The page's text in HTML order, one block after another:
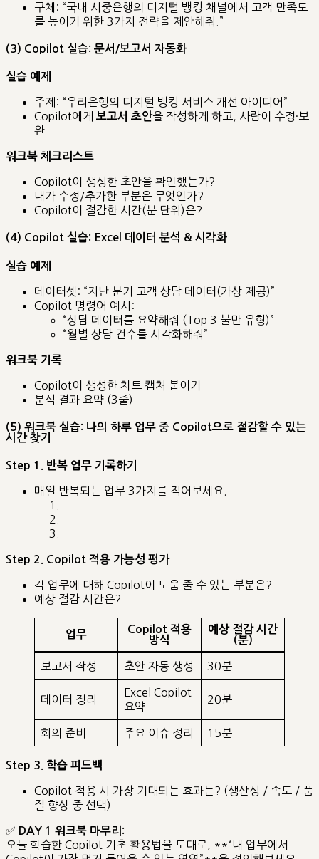
구체: “국내 시중은행의 디지털 뱅킹 채널에서 고객 만족도
를 높이기 위한 3가지 전략을 제안해줘.”
(3) Copilot 실습: 문서/보고서 자동화
실습 예제
주제: “우리은행의 디지털 뱅킹 서비스 개선 아이디어”
Copilot에게 보고서 초안을 작성하게 하고, 사람이 수정·보
완
워크북 체크리스트
Copilot이 생성한 초안을 확인했는가?
내가 수정/추가한 부분은 무엇인가?
Copilot이 절감한 시간(분 단위)은?
(4) Copilot 실습: Excel 데이터 분석 & 시각화
실습 예제
데이터셋: “지난 분기 고객 상담 데이터(가상 제공)”
Copilot 명령어 예시:
“상담 데이터를 요약해줘 (Top 3 불만 유형)”
“월별 상담 건수를 시각화해줘”
워크북 기록
Copilot이 생성한 차트 캡처 붙이기
분석 결과 요약 (3줄)
(5) 워크북 실습: 나의 하루 업무 중 Copilot으로 절감할 수 있는
시간 찾기
Step 1. 반복 업무 기록하기
매일 반복되는 업무 3가지를 적어보세요.
Step 2. Copilot 적용 가능성 평가
각 업무에 대해 Copilot이 도움 줄 수 있는 부분은?
예상 절감 시간은?
업무
Copilot 적용
방식
예상 절감 시간
(분)
보고서 작성 초안 자동 생성 30분
데이터 정리
Excel Copilot
요약
20분
회의 준비 주요 이슈 정리 15분
Step 3. 학습 피드백
Copilot 적용 시 가장 기대되는 효과는? (생산성 / 속도 / 품
질 향상 중 선택)
✅ DAY 1 워크북 마무리:
오늘 학습한 Copilot 기초 활용법을 토대로, **“내 업무에서